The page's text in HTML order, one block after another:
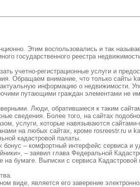
Этим воспользовались и так
государственного реестра
учетно-регистрационные услуги и
Обращаем внимание, что только сайты
информацию о недвижимости.
путающими граждан элементами не
Люди, обратившиеся к таким
сведения. Более того, на сайтах
услуги, которые навязываются
на любых сайтах, кроме rosreestr.ru и
кадастровой палаты.
– комфортный интерфейс сервиса и
– заявил глава Федеральной
бумаге. Выписки с сервиса Кадастровой
виде, является его заверение